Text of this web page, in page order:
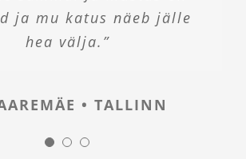
ja mu katus näeb jälle
hea välja.”
• TALLINN
ja
Soovitan soojalt.”
TERAS • TARTU
puhastustöid kui uued.
oli korralik ja kiire.”
KÕIV • TALLINN